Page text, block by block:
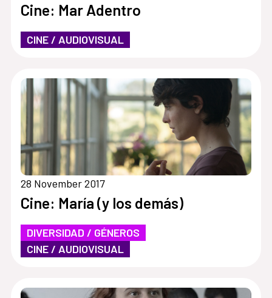
Cine: Mar Adentro
CINE / AUDIOVISUAL
28 November 2017
Cine: María (y los demás)
DIVERSIDAD / GÉNEROS
CINE / AUDIOVISUAL